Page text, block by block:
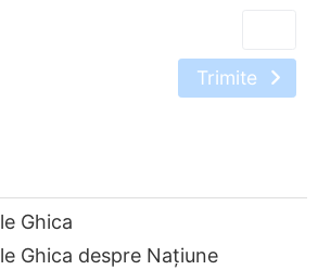
Trimite
Ghica
Ghica despre Națiune